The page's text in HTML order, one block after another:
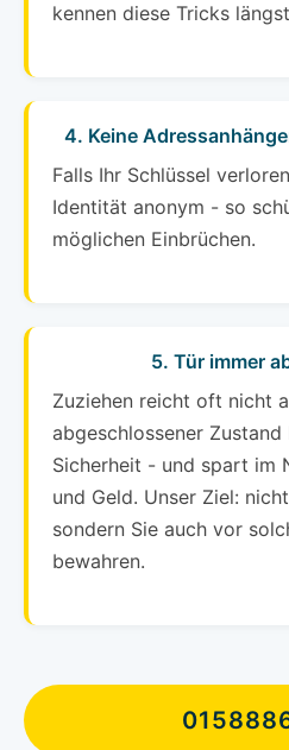
kennen diese Tricks
4. Keine
Falls Ihr Schlüssel
Identität anonym - so
möglichen Einbrüchen.
5. Tür immer
Zuziehen reicht oft nicht
abgeschlossener
Sicherheit - und spart im
und Geld. Unser Ziel:
sondern Sie auch vor
bewahren.